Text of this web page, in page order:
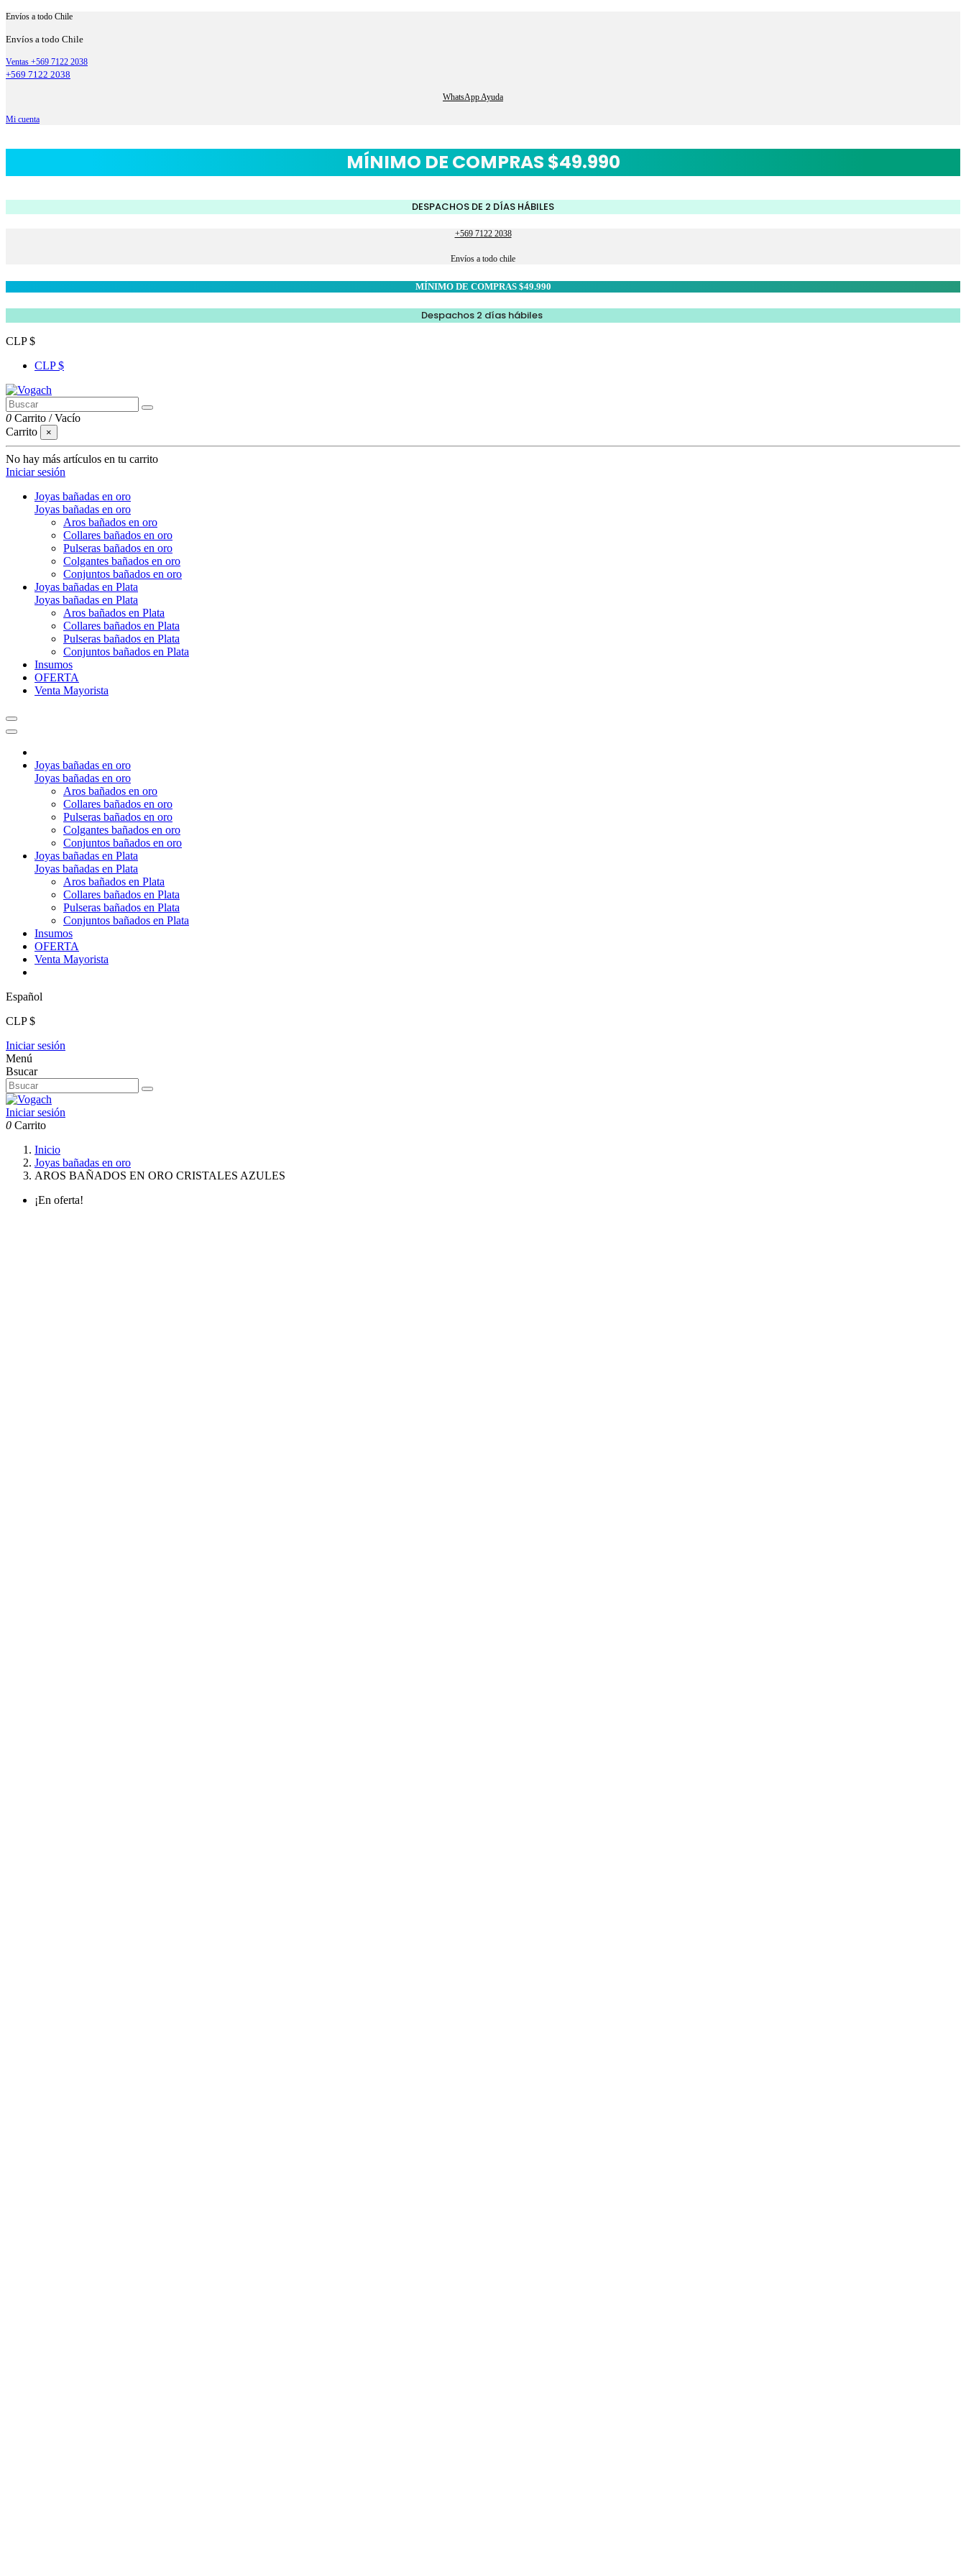
Envíos a todo Chile
Envíos a todo Chile
Ventas +569 7122 2038
+569 7122 2038
WhatsApp Ayuda
Mi cuenta
MÍNIMO DE COMPRAS $49.990
DESPACHOS DE 2 DÍAS HÁBILES
+569 7122 2038
Envíos a todo chile
MÍNIMO DE COMPRAS $49.990
Despachos 2 días hábiles
CLP $
CLP $
0 Carrito /Vacío
Carrito
×
No hay más artículos en tu carrito
Iniciar sesión
Joyas bañadas en oro
Joyas bañadas en oro
Aros bañados en oro
Collares bañados en oro
Pulseras bañados en oro
Colgantes bañados en oro
Conjuntos bañados en oro
Joyas bañadas en Plata
Joyas bañadas en Plata
Aros bañados en Plata
Collares bañados en Plata
Pulseras bañados en Plata
Conjuntos bañados en Plata
Insumos
OFERTA
Venta Mayorista
Joyas bañadas en oro
Joyas bañadas en oro
Aros bañados en oro
Collares bañados en oro
Pulseras bañados en oro
Colgantes bañados en oro
Conjuntos bañados en oro
Joyas bañadas en Plata
Joyas bañadas en Plata
Aros bañados en Plata
Collares bañados en Plata
Pulseras bañados en Plata
Conjuntos bañados en Plata
Insumos
OFERTA
Venta Mayorista
Español
CLP $
Iniciar sesión
Menú
Bsucar
Iniciar sesión
0 Carrito
Inicio
Joyas bañadas en oro
AROS BAÑADOS EN ORO CRISTALES AZULES
¡En oferta!